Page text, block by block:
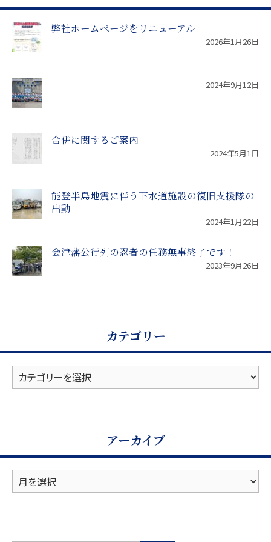
弊社ホームページをリニューアル
2026年1月26日
2024年9月12日
合併に関するご案内
2024年5月1日
能登半島地震に伴う下水道施設の復旧支援隊の
出動
2024年1月22日
会津藩公行列の忍者の任務無事終了です！
2023年9月26日
カテゴリー
テ
アーカイブ
ー